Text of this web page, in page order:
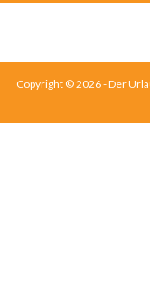
Copyright © 2026 - Der